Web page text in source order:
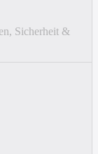
Sicherheit &